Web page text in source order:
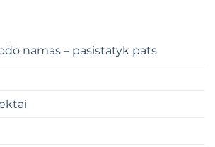
namas – pasistatyk pats